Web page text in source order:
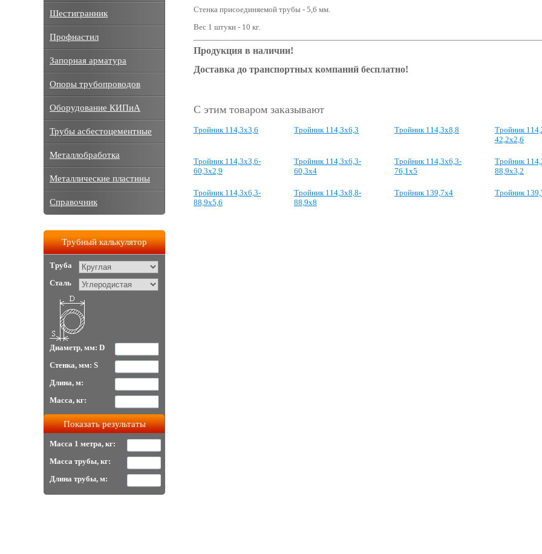
Стенка присоединяемой трубы - 5,6 мм.
Вес 1 штуки - 10 кг.
Продукция в наличии!
Доставка до транспортных компаний бесплатно!
С этим товаром заказывают
Тройник 114,3х3,6 Тройник 114,3х6,3 Тройник 114,3х8,8
Тройник
42,2х2,6
Тройник 114,3х3,6-
60,3х2,9
Тройник 114,3х6,3-
60,3х4
Тройник 114,3х6,3-
76,1х5
Тройник
88,9х3,2
Тройник 114,3х6,3-
88,9х5,6
Тройник 114,3х8,8-
88,9х8
Тройник 139,7х4 Тройник
Шестигранник
Профнастил
Запорная арматура
Опоры трубопроводов
Оборудование КИПиА
Трубы асбестоцементные
Металлобработка
Металлические пластины
Справочник
Трубный калькулятор
Труба
Сталь
Диаметр, мм: D
Стенка, мм: S
Длина, м:
Масса, кг:
Масса 1 метра, кг:
Масса трубы, кг:
Длина трубы, м: